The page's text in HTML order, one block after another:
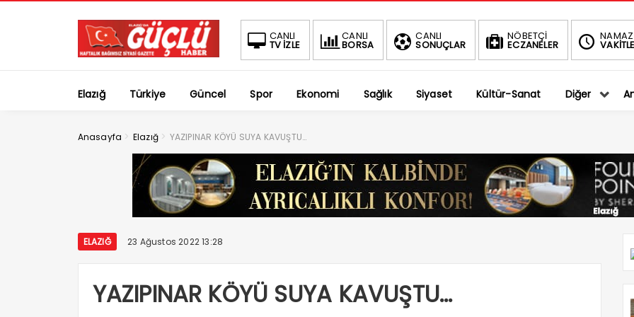
CANLI
TV İZLE
CANLI
BORSA
CANLI
SONUÇLAR
NÖBETÇİ
ECZANELER
NAMAZ
BIST
-0.75%
Elazığ Türkiye Güncel Spor Ekonomi Sağlık Siyaset Kültür-Sanat Diğer
Anasayfa > Elazığ > YAZIPINAR KÖYÜ SUYA KAVUŞTU…
ELAZIĞ 23 Ağustos 2022 13:28
YAZIPINAR KÖYÜ SUYA KAVUŞTU…